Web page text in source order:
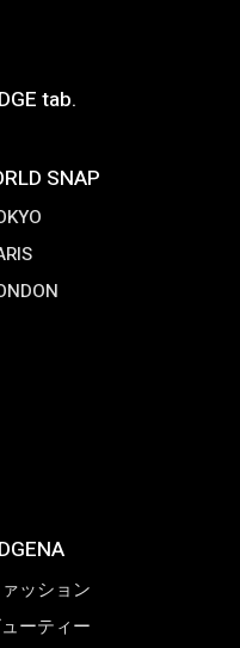
tab.
SNAP
ッション
ーティー